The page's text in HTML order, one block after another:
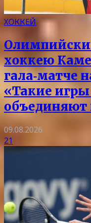
ХОККЕЙ
хоккею
гала‑матче
«Такие
объединяют
09.08.2026
21